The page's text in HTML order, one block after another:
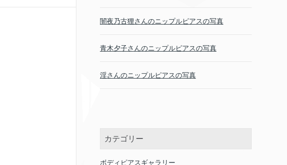
闇夜乃古狸さんのニップルピアスの写真
青木夕子さんのニップルピアスの写真
淫さんのニップルピアスの写真
カテゴリー
ボディピアスギャラリー